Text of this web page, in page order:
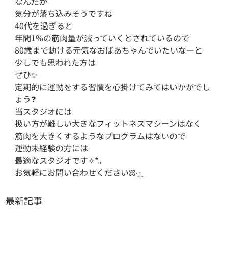
気分が落ち込みそうですね
40代を過ぎると
年間1%の筋肉量が減っていくとされているので
80歳まで動ける元気なおばあちゃんでいたいなーと
少しでも思われた方は
ぜひ✨
定期的に運動をする習慣を心掛けてみてはいかがでし
ょう❓
当スタジオには
扱い方が難しい大きなフィットネスマシーンはなく
筋肉を大きくするようなプログラムはないので
運動未経験の方には
最適なスタジオです✧*｡
お気軽にお問い合わせくださいꕤ︎︎·͜·
最新記事